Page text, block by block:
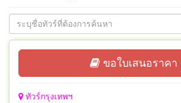
ขอใบเสนอราคา
ทัวร์กรุงเทพฯ